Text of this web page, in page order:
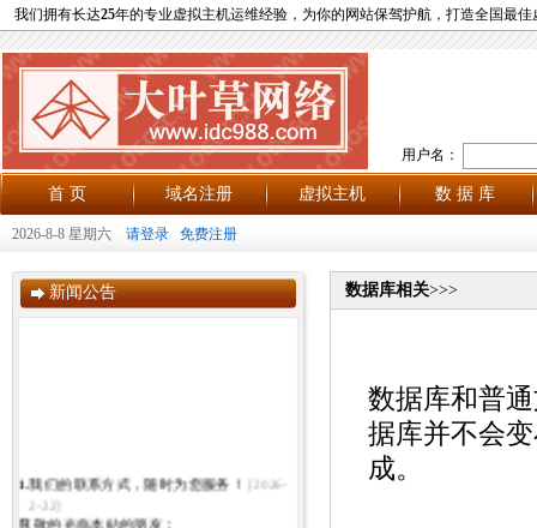
我们拥有长达25年的专业虚拟主机运维经验，为你的网站保驾护航，打造全国最佳
用户名：
首 页 域名注册 虚拟主机 数 据 库
2026-8-8 星期六 请登录 免费注册
新闻公告
1.我们的联系方式，随时为您服务！ [2026-
2-22]
尊敬的光临本站的朋友：
数据库相关>>>
数据库和普
据库并不会
成。